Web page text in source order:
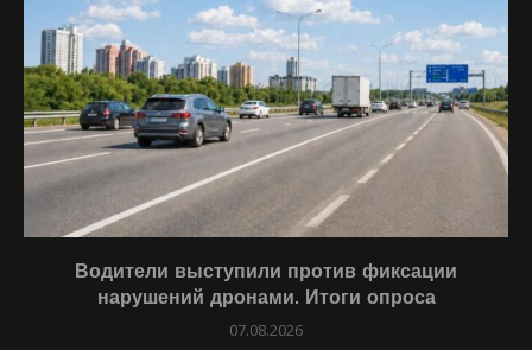
Водители выступили против фиксации
нарушений дронами. Итоги опроса
07.08.2026